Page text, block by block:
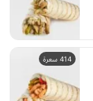
414 سعرة